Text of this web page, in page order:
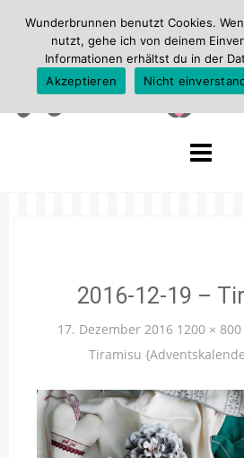
2016-12-19 –
17. Dezember 2016 1200 × 800
Tiramisu
Wunderbrunnen benutzt Cookies.
nutzt, gehe ich von deinem
Informationen erhältst du in der
Akzeptieren
Nicht